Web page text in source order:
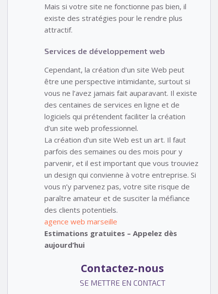
Mais si votre site ne fonctionne pas bien, il
existe des stratégies pour le rendre plus
attractif.
Services de développement web
Cependant, la création d’un site Web peut
être une perspective intimidante, surtout si
vous ne l’avez jamais fait auparavant. Il existe
des centaines de services en ligne et de
logiciels qui prétendent faciliter la création
d’un site web professionnel.
La création d’un site Web est un art. Il faut
parfois des semaines ou des mois pour y
parvenir, et il est important que vous trouviez
un design qui convienne à votre entreprise. Si
vous n’y parvenez pas, votre site risque de
paraître amateur et de susciter la méfiance
des clients potentiels.
agence web marseille
Estimations gratuites – Appelez dès
aujourd’hui
Contactez-nous
SE METTRE EN CONTACT